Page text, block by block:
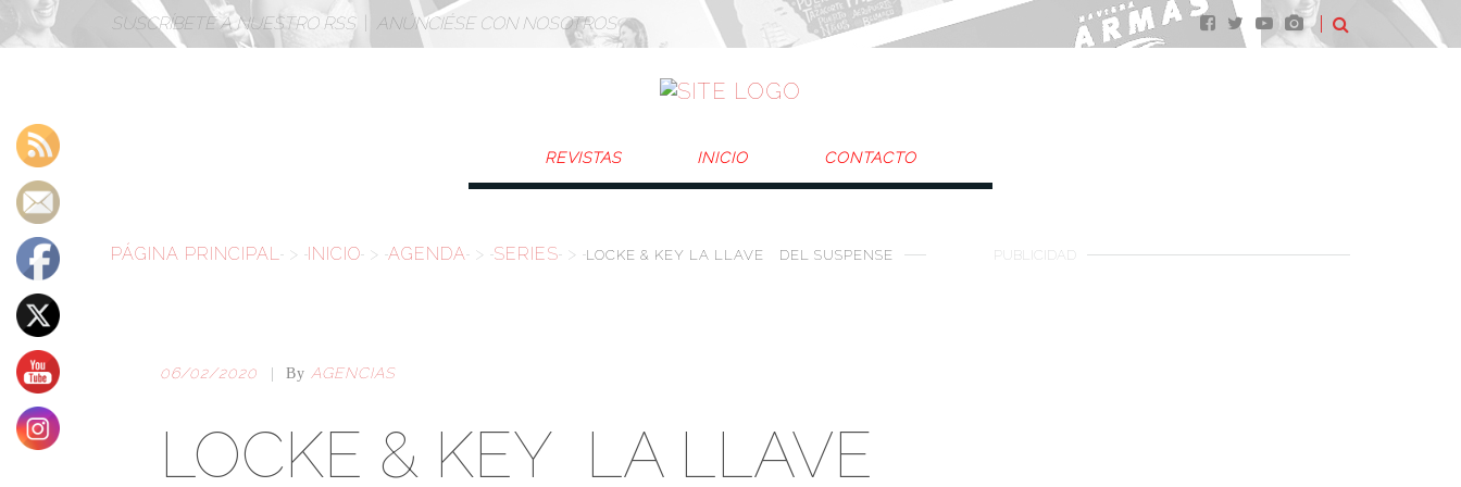
SUSCRÍBETE A NUESTRO RSS| ANÚNCIÉSE CON NOSOTROS
REVISTAS INICIO CONTACTO
PÁGINA PRINCIPAL > INICIO > AGENDA > SERIES > LOCKE & KEY LA LLAVE DEL SUSPENSE
06/02/2020 By AGENCIAS
LOCKE & KEY LA LLAVE
PUBLICIDAD